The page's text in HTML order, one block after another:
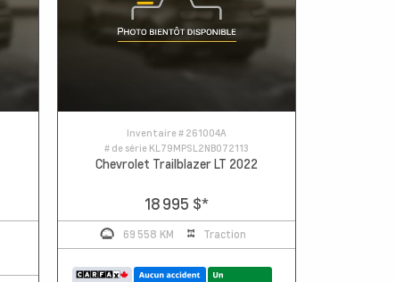
Inventaire # 261004A
# de série KL79MPSL2NB072113
Chevrolet Trailblazer LT 2022
18 995 $*
69 558 KM Traction